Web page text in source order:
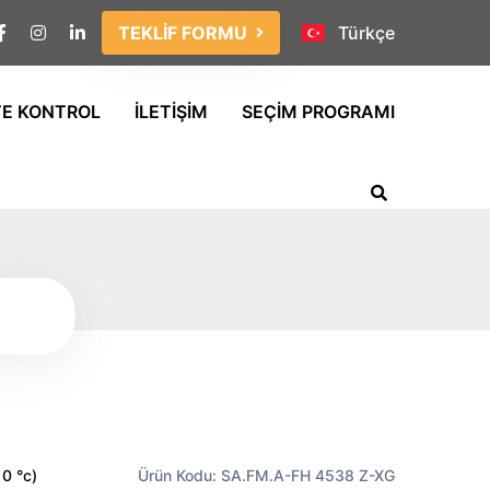
TEKLİF FORMU Türkçe
KONTROL İLETİŞİM SEÇİM PROGRAMI
°c) Ürün Kodu: SA.FM.A-FH 4538 Z-XG